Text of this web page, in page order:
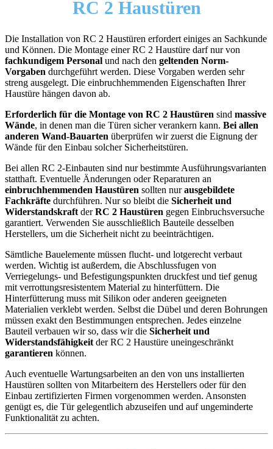
RC 2 Haustüren
Die Installation von RC 2 Haustüren erfordert einiges an Sachkunde
und Können. Die Montage einer RC 2 Haustüre darf nur von
fachkundigem Personal und nach den geltenden Norm-
Vorgaben durchgeführt werden. Diese Vorgaben werden sehr
streng ausgelegt. Die einbruchhemmenden Eigenschaften Ihrer
Haustüre hängen davon ab.
Erforderlich für die Montage von RC 2 Haustüren sind massive
Wände, in denen man die Türen sicher verankern kann. Bei allen
anderen Wand-Bauarten überprüfen wir zuerst die Eignung der
Wände für den Einbau solcher Sicherheitstüren.
Bei allen RC 2-Einbauten sind nur bestimmte Ausführungsvarianten
statthaft. Eventuelle Änderungen oder Reparaturen an
einbruchhemmenden Haustüren sollten nurausgebildete
Fachkräfte durchführen. Nur so bleibt die Sicherheit und
Widerstandskraft derRC 2 Haustüren gegen Einbruchsversuche
garantiert. Verwenden Sie ausschließlich Bauteile desselben
Herstellers, um die Sicherheit nicht zu beeinträchtigen.
Sämtliche Bauelemente müssen flucht- und lotgerecht verbaut
werden. Wichtig ist außerdem, die Abschlussfugen von
Verriegelungs- und Befestigungspunkten druckfest und tief genug
mit verrottungsresistentem Material zu hinterfüttern. Die
Hinterfütterung muss mit Silikon oder anderen geeigneten
Materialien verklebt werden. Selbst die Dübel und deren Bohrungen
müssen exakt den Bestimmungen entsprechen. Jedes einzelne
Bauteil verbauen wir so, dass wir die Sicherheit und
Widerstandsfähigkeit der RC 2 Haustüre uneingeschränkt
garantieren können.
Auch eventuelle Wartungsarbeiten an den von uns installierten
Haustüren sollten von Mitarbeitern des Herstellers oder für den
Einbau zertifizierten Firmen vorgenommen werden. Ansonsten
genügt es, die Tür gelegentlich abzuseifen und auf ungeminderte
Funktionalität zu achten.